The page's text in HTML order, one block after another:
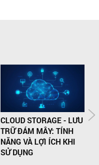
CLOUD STORAGE - LƯU
TRỮ ĐÁM MÂY: TÍNH
NĂNG VÀ LỢI ÍCH KHI
SỬ DỤNG